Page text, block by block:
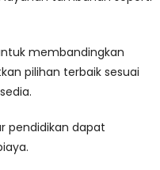
membandingkan
pilihan terbaik sesuai
pendidikan dapat